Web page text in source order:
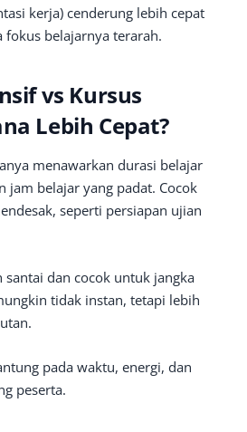
kerja) cenderung lebih cepat
fokus belajarnya terarah.
vs Kursus
Lebih Cepat?
menawarkan durasi belajar
jam belajar yang padat. Cocok
seperti persiapan ujian
santai dan cocok untuk jangka
tidak instan, tetapi lebih
pada waktu, energi, dan
peserta.